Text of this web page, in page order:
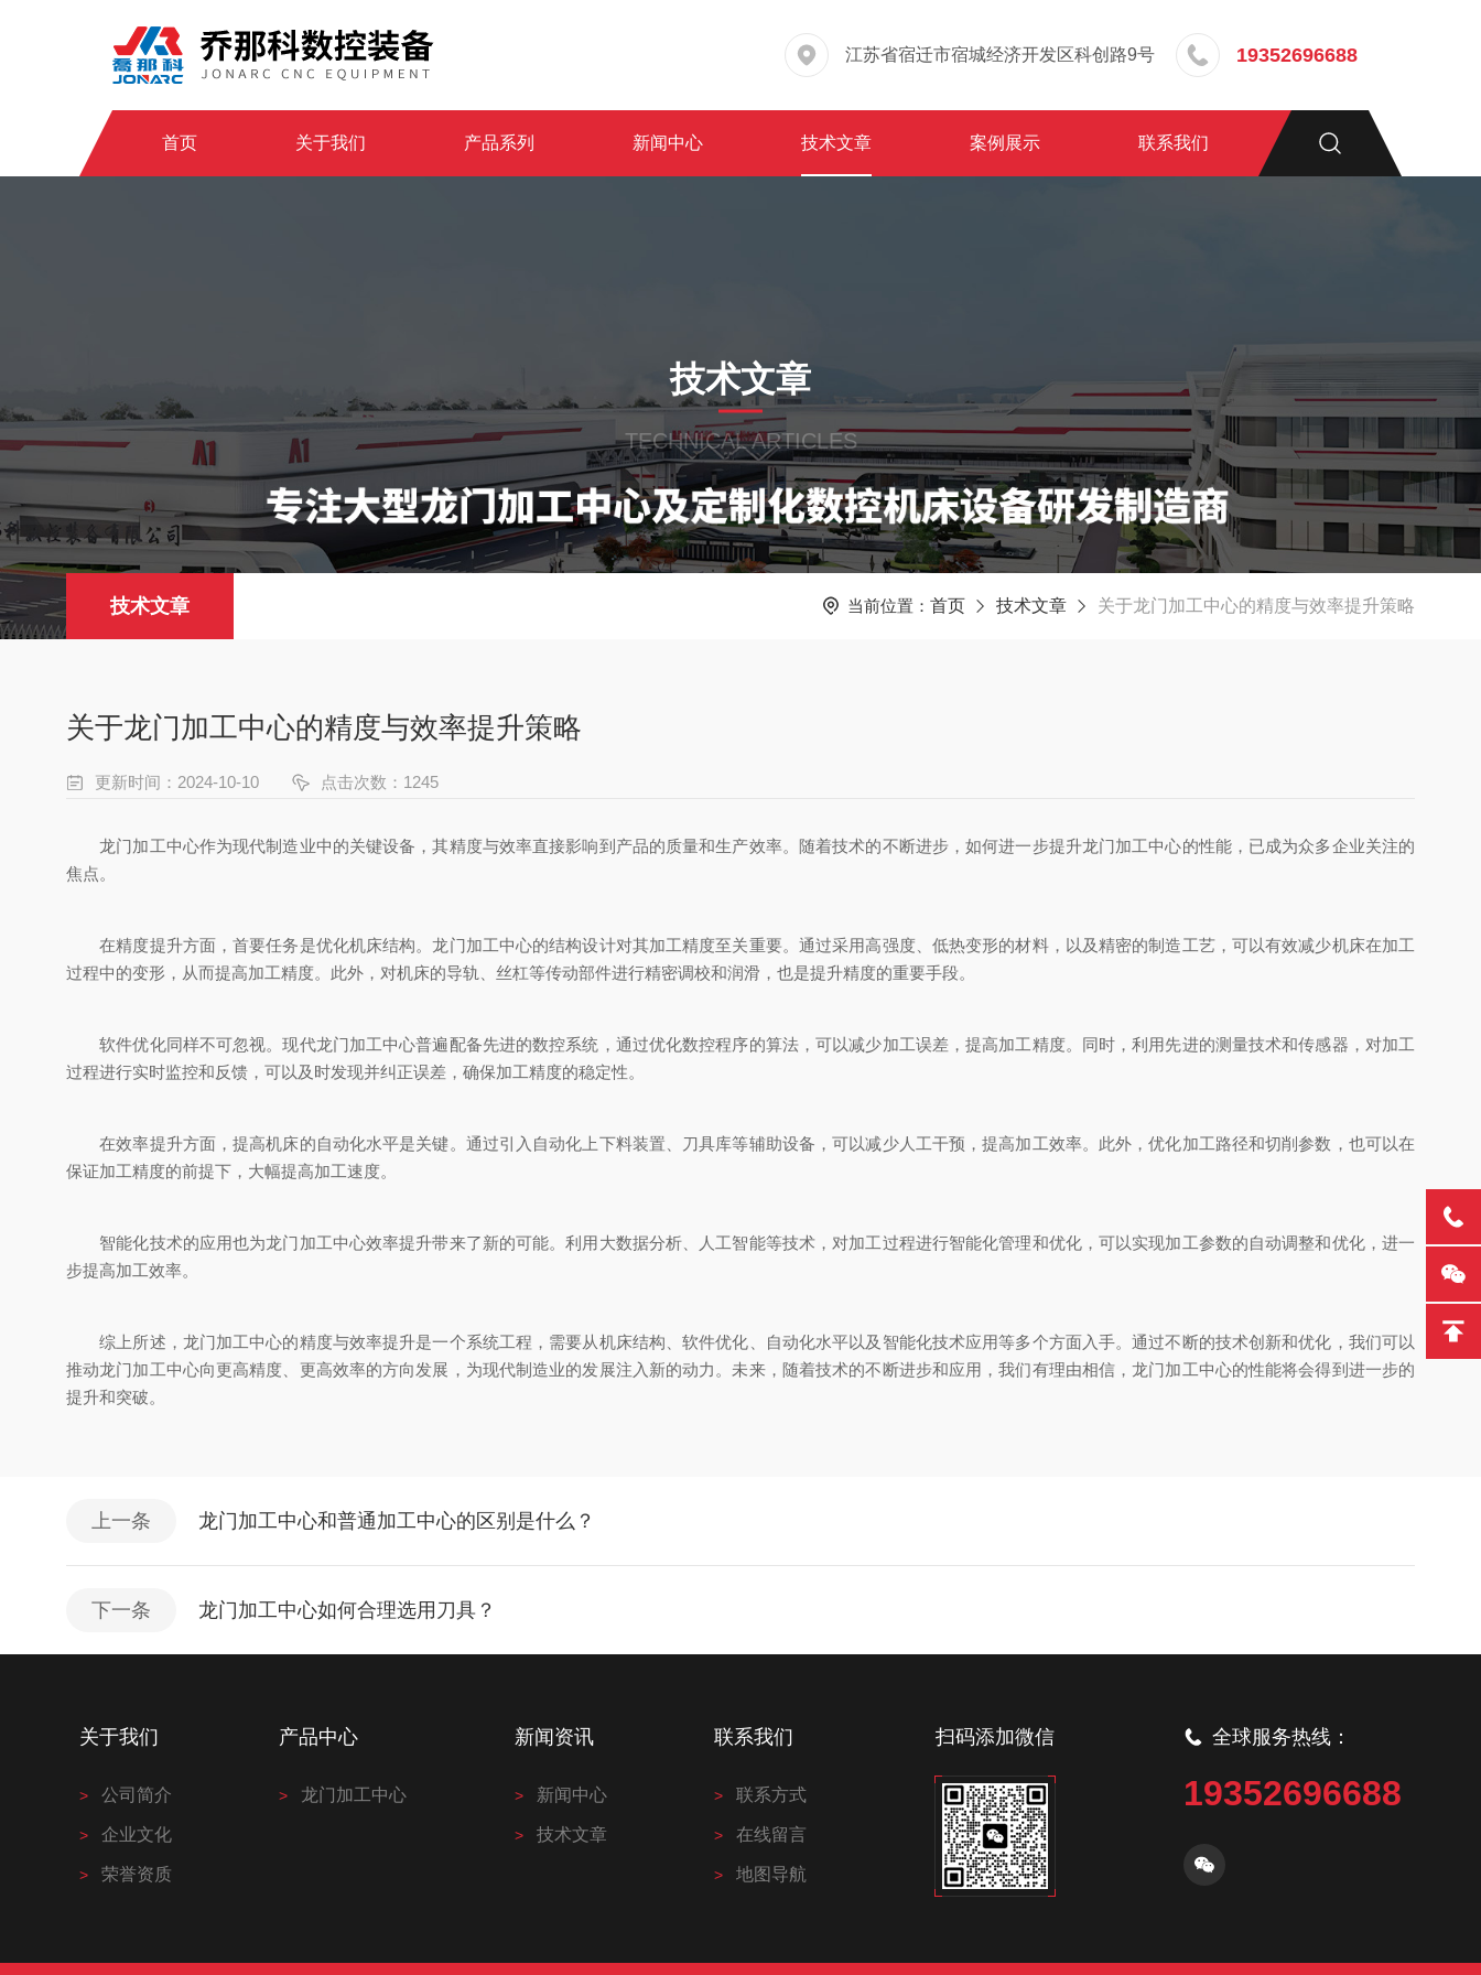
江苏省宿迁市宿城经济开发区科创路9号 19352696688
首页 关于我们 产品系列 新闻中心 技术文章 案例展示 联系我们
技术文章
TECHNICAL ARTICLES
技术文章 当前位置： 首页 技术文章 关于龙门加工中心的精度与效率提升策略
关于龙门加工中心的精度与效率提升策略
更新时间：2024-10-10 点击次数：1245
龙门加工中心作为现代制造业中的关键设备，其精度与效率直接影响到产品的质量和生产效率。随着技术的不断进步，如何进一步提升龙门加工中心的性能，已成为众多企业关注的
焦点。
在精度提升方面，首要任务是优化机床结构。龙门加工中心的结构设计对其加工精度至关重要。通过采用高强度、低热变形的材料，以及精密的制造工艺，可以有效减少机床在加工
过程中的变形，从而提高加工精度。此外，对机床的导轨、丝杠等传动部件进行精密调校和润滑，也是提升精度的重要手段。
软件优化同样不可忽视。现代龙门加工中心普遍配备先进的数控系统，通过优化数控程序的算法，可以减少加工误差，提高加工精度。同时，利用先进的测量技术和传感器，对加工
过程进行实时监控和反馈，可以及时发现并纠正误差，确保加工精度的稳定性。
在效率提升方面，提高机床的自动化水平是关键。通过引入自动化上下料装置、刀具库等辅助设备，可以减少人工干预，提高加工效率。此外，优化加工路径和切削参数，也可以在
保证加工精度的前提下，大幅提高加工速度。
智能化技术的应用也为龙门加工中心效率提升带来了新的可能。利用大数据分析、人工智能等技术，对加工过程进行智能化管理和优化，可以实现加工参数的自动调整和优化，进一
步提高加工效率。
综上所述，龙门加工中心的精度与效率提升是一个系统工程，需要从机床结构、软件优化、自动化水平以及智能化技术应用等多个方面入手。通过不断的技术创新和优化，我们可以
推动龙门加工中心向更高精度、更高效率的方向发展，为现代制造业的发展注入新的动力。未来，随着技术的不断进步和应用，我们有理由相信，龙门加工中心的性能将会得到进一步的
提升和突破。
上一条 龙门加工中心和普通加工中心的区别是什么？
下一条 龙门加工中心如何合理选用刀具？
关于我们
公司简介
企业文化
荣誉资质
产品中心
龙门加工中心
新闻资讯
新闻中心
技术文章
联系我们
联系方式
在线留言
地图导航
扫码添加微信 全球服务热线：
19352696688